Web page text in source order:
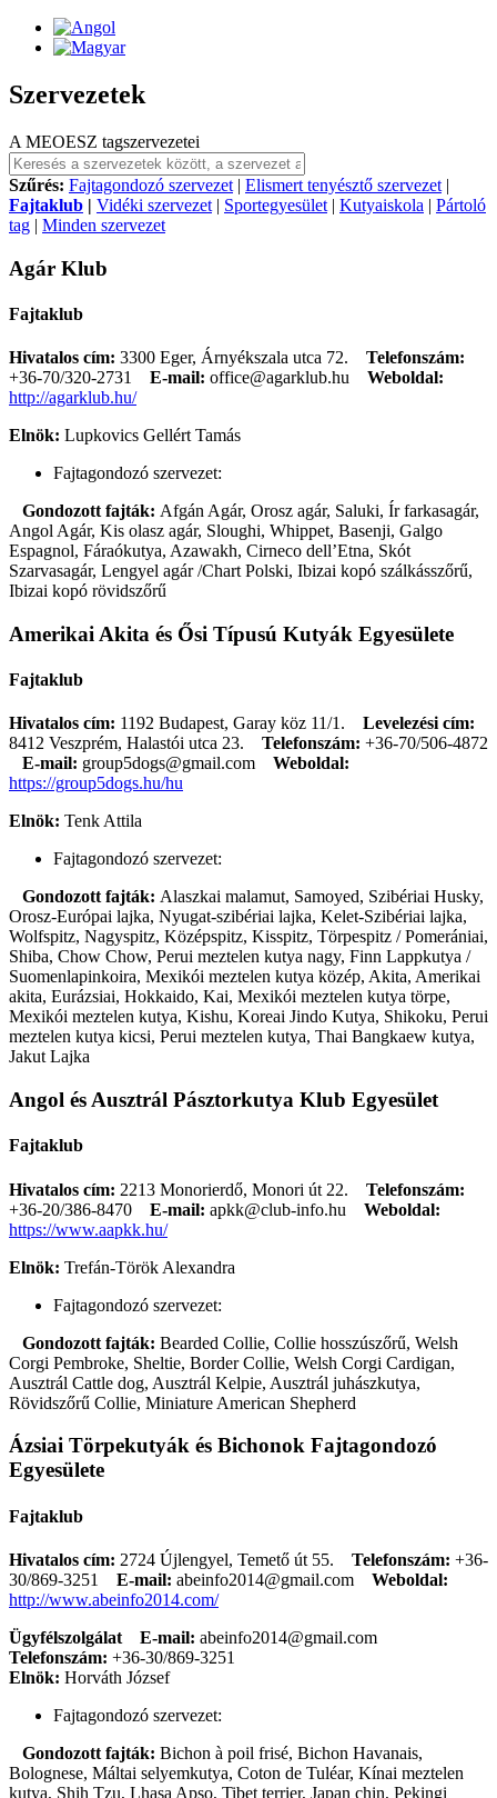
Szervezetek
A MEOESZ tagszervezetei
Szűrés: Fajtagondozó szervezet | Elismert tenyésztő szervezet |
Fajtaklub | Vidéki szervezet | Sportegyesület | Kutyaiskola | Pártoló
tag | Minden szervezet
Agár Klub
Fajtaklub
Hivatalos cím: 3300 Eger, Árnyékszala utca 72. Telefonszám:
+36-70/320-2731
E-mail: office@agarklub.hu
Weboldal:
http://agarklub.hu/
Elnök: Lupkovics Gellért Tamás
Fajtagondozó szervezet:
Gondozott fajták: Afgán Agár, Orosz agár, Saluki, Ír farkasagár,
Angol Agár, Kis olasz agár, Sloughi, Whippet, Basenji, Galgo
Espagnol, Fáraókutya, Azawakh, Cirneco dell’Etna, Skót
Szarvasagár, Lengyel agár /Chart Polski, Ibizai kopó szálkásszőrű,
Ibizai kopó rövidszőrű
Amerikai Akita és Ősi Típusú Kutyák Egyesülete
Fajtaklub
Hivatalos cím: 1192 Budapest, Garay köz 11/1. Levelezési cím:
8412 Veszprém, Halastói utca 23.
Telefonszám: +36-70/506-4872
E-mail: group5dogs@gmail.com
Weboldal:
https://group5dogs.hu/hu
Elnök: Tenk Attila
Fajtagondozó szervezet:
Gondozott fajták: Alaszkai malamut, Samoyed, Szibériai Husky,
Orosz-Európai lajka, Nyugat-szibériai lajka, Kelet-Szibériai lajka,
Wolfspitz, Nagyspitz, Középspitz, Kisspitz, Törpespitz / Pomerániai,
Shiba, Chow Chow, Perui meztelen kutya nagy, Finn Lappkutya /
Suomenlapinkoira, Mexikói meztelen kutya közép, Akita, Amerikai
akita, Eurázsiai, Hokkaido, Kai, Mexikói meztelen kutya törpe,
Mexikói meztelen kutya, Kishu, Koreai Jindo Kutya, Shikoku, Perui
meztelen kutya kicsi, Perui meztelen kutya, Thai Bangkaew kutya,
Jakut Lajka
Angol és Ausztrál Pásztorkutya Klub Egyesület
Fajtaklub
Hivatalos cím: 2213 Monorierdő, Monori út 22. Telefonszám:
+36-20/386-8470
E-mail: apkk@club-info.hu
Weboldal:
https://www.aapkk.hu/
Elnök: Trefán-Török Alexandra
Fajtagondozó szervezet:
Gondozott fajták: Bearded Collie, Collie hosszúszőrű, Welsh
Corgi Pembroke, Sheltie, Border Collie, Welsh Corgi Cardigan,
Ausztrál Cattle dog, Ausztrál Kelpie, Ausztrál juhászkutya,
Rövidszőrű Collie, Miniature American Shepherd
Ázsiai Törpekutyák és Bichonok Fajtagondozó
Egyesülete
Fajtaklub
Hivatalos cím: 2724 Újlengyel, Temető út 55. Telefonszám: +36-
30/869-3251
E-mail: abeinfo2014@gmail.com
Weboldal:
http://www.abeinfo2014.com/
Ügyfélszolgálat
E-mail: abeinfo2014@gmail.com
Telefonszám: +36-30/869-3251
Elnök: Horváth József
Fajtagondozó szervezet:
Gondozott fajták: Bichon à poil frisé, Bichon Havanais,
Bolognese, Máltai selyemkutya, Coton de Tuléar, Kínai meztelen
kutya, Shih Tzu, Lhasa Apso, Tibet terrier, Japan chin, Pekingi